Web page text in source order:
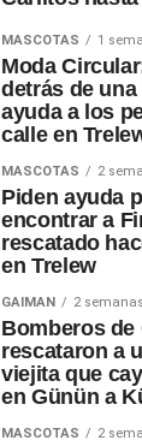
MASCOTAS 1
Moda
detrás de
ayuda a los
calle en
MASCOTAS 2
Piden ayuda
encontrar a
rescatado
en Trelew
GAIMAN 2 semanas
Bomberos de
rescataron a
viejita que
en Günün a
MASCOTAS 2